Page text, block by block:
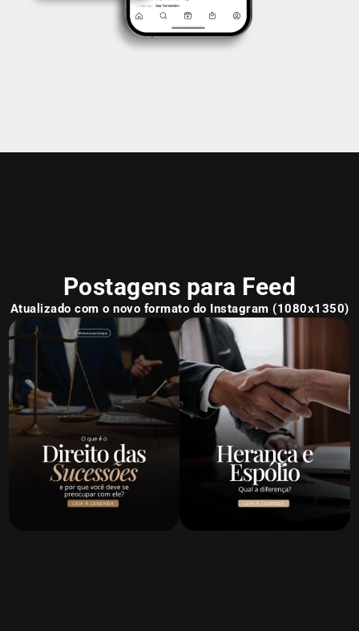
Postagens para Feed
Atualizado com o novo formato do Instagram (1080x1350)